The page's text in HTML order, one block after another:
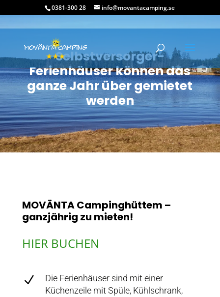
0381-300 28 info@movantacamping.se
Selbstversorger-
Ferienhäuser können das
ganze Jahr über gemietet
werden
MOVÄNTA Campinghüttem –
ganzjährig zu mieten!
HIER BUCHEN
N
Die Ferienhäuser sind mit einer
Küchenzeile mit Spüle, Kühlschrank,